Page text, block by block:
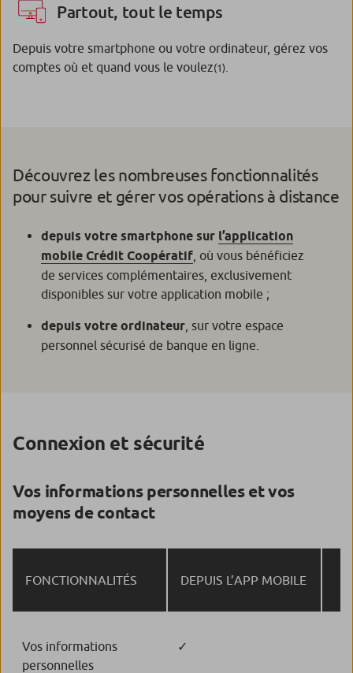
Partout, tout le temps
Depuis votre smartphone ou votre ordinateur, gérez vos
comptes où et quand vous le voulez(1)
Découvrez les nombreuses fonctionnalités
pour suivre et gérer vos opérations à distance
depuis votre smartphone sur l’application
mobile Crédit Coopératif , où vous bénéficiez
de services complémentaires, exclusivement
disponibles sur votre application mobile ;
depuis votre ordinateur , sur votre espace
personnel sécurisé de banque en ligne.
Connexion et sécurité
Vos informations personnelles et vos
moyens de contact
FONCTIONNALITÉS DEPUIS L’APP MOBILE
Vos informations
personnelles
✓